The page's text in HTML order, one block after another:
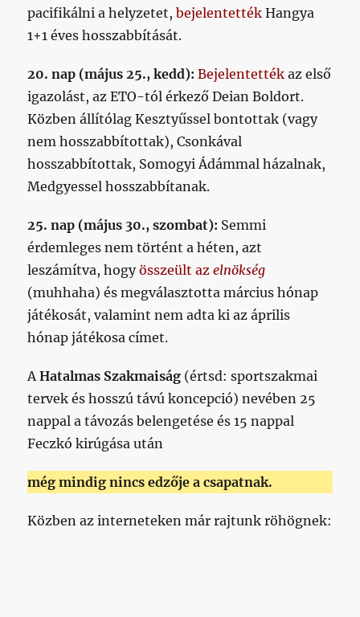
pacifikálni a helyzetet,bejelentették Hangya
1+1 éves hosszabbítását.
20. nap (május 25., kedd): Bejelentették az első
igazolást, az ETO-tól érkező Deian Boldort.
Közben állítólag Kesztyűssel bontottak (vagy
nem hosszabbítottak), Csonkával
hosszabbítottak, Somogyi Ádámmal házalnak,
Medgyessel hosszabbítanak.
25. nap (május 30., szombat): Semmi
érdemleges nem történt a héten, azt
leszámítva, hogyösszeült azelnökség
(muhhaha) és megválasztotta március hónap
játékosát, valamint nem adta ki az április
hónap játékosa címet.
AHatalmas Szakmaiság (értsd: sportszakmai
tervek és hosszú távú koncepció) nevében 25
nappal a távozás belengetése és 15 nappal
Feczkó kirúgása után
még mindig nincs edzője a csapatnak.
Közben az interneteken már rajtunk röhögnek: